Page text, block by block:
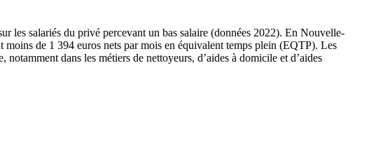
les salariés du privé percevant un bas salaire (données 2022). En Nouvelle-
de 1 394 euros nets par mois en équivalent temps plein (EQTP). Les
dans les métiers de nettoyeurs, d’aides à domicile et d’aides